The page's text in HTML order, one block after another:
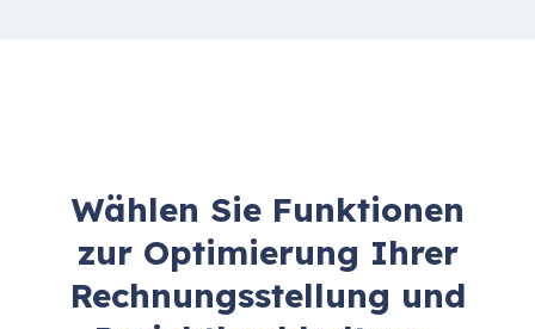
Wählen Sie Funktionen
zur Optimierung Ihrer
Rechnungsstellung und